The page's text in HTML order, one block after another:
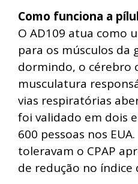
Como funciona a
O AD109 atua como
para os músculos da
dormindo, o cérebro
musculatura
vias respiratórias
foi validado em dois
600 pessoas nos
toleravam o CPAP
de redução no índice